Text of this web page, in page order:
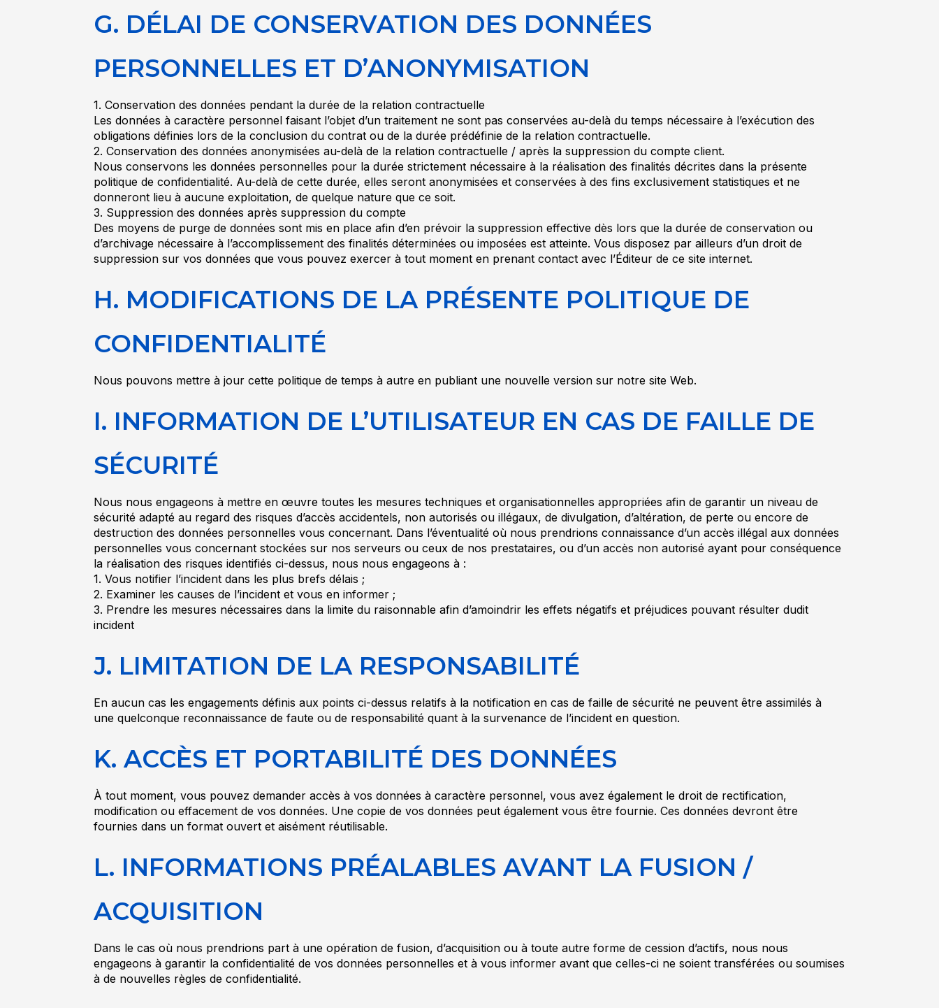
G. DÉLAI DE CONSERVATION DES DONNÉES
PERSONNELLES ET D’ANONYMISATION
1. Conservation des données pendant la durée de la relation contractuelle
Les données à caractère personnel faisant l’objet d’un traitement ne sont pas conservées au-delà du temps nécessaire à l’exécution des
obligations définies lors de la conclusion du contrat ou de la durée prédéfinie de la relation contractuelle.
2. Conservation des données anonymisées au-delà de la relation contractuelle / après la suppression du compte client.
Nous conservons les données personnelles pour la durée strictement nécessaire à la réalisation des finalités décrites dans la présente
politique de confidentialité. Au-delà de cette durée, elles seront anonymisées et conservées à des fins exclusivement statistiques et ne
donneront lieu à aucune exploitation, de quelque nature que ce soit.
3. Suppression des données après suppression du compte
Des moyens de purge de données sont mis en place afin d’en prévoir la suppression effective dès lors que la durée de conservation ou
d’archivage nécessaire à l’accomplissement des finalités déterminées ou imposées est atteinte. Vous disposez par ailleurs d’un droit de
suppression sur vos données que vous pouvez exercer à tout moment en prenant contact avec l’Éditeur de ce site internet.
H. MODIFICATIONS DE LA PRÉSENTE POLITIQUE DE
CONFIDENTIALITÉ
Nous pouvons mettre à jour cette politique de temps à autre en publiant une nouvelle version sur notre site Web.
I. INFORMATION DE L’UTILISATEUR EN CAS DE FAILLE DE
SÉCURITÉ
Nous nous engageons à mettre en œuvre toutes les mesures techniques et organisationnelles appropriées afin de garantir un niveau de
sécurité adapté au regard des risques d’accès accidentels, non autorisés ou illégaux, de divulgation, d’altération, de perte ou encore de
destruction des données personnelles vous concernant. Dans l’éventualité où nous prendrions connaissance d’un accès illégal aux données
personnelles vous concernant stockées sur nos serveurs ou ceux de nos prestataires, ou d’un accès non autorisé ayant pour conséquence
la réalisation des risques identifiés ci-dessus, nous nous engageons à :
1. Vous notifier l’incident dans les plus brefs délais ;
2. Examiner les causes de l’incident et vous en informer ;
3. Prendre les mesures nécessaires dans la limite du raisonnable afin d’amoindrir les effets négatifs et préjudices pouvant résulter dudit
incident
J. LIMITATION DE LA RESPONSABILITÉ
En aucun cas les engagements définis aux points ci-dessus relatifs à la notification en cas de faille de sécurité ne peuvent être assimilés à
une quelconque reconnaissance de faute ou de responsabilité quant à la survenance de l’incident en question.
K. ACCÈS ET PORTABILITÉ DES DONNÉES
À tout moment, vous pouvez demander accès à vos données à caractère personnel, vous avez également le droit de rectification,
modification ou effacement de vos données. Une copie de vos données peut également vous être fournie. Ces données devront être
fournies dans un format ouvert et aisément réutilisable.
L. INFORMATIONS PRÉALABLES AVANT LA FUSION /
ACQUISITION
Dans le cas où nous prendrions part à une opération de fusion, d’acquisition ou à toute autre forme de cession d’actifs, nous nous
engageons à garantir la confidentialité de vos données personnelles et à vous informer avant que celles-ci ne soient transférées ou soumises
à de nouvelles règles de confidentialité.